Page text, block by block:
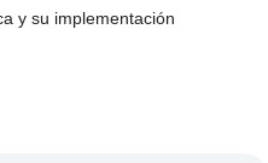
y su implementación